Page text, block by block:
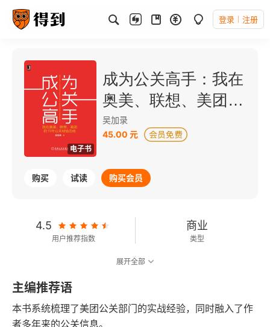
登录 注册
电子书
成为公关高手：我在
奥美、联想、美团的
15年公关经验总结
吴加录
45.00 元
购买 试读 购买会员
4.5
用户推荐指数
商业
类型
148千字
字数
2019-10-01
发行日期
展开全部
主编推荐语
本书系统梳理了美团公关部门的实战经验，同时融入了作
者多年来的公关信息。